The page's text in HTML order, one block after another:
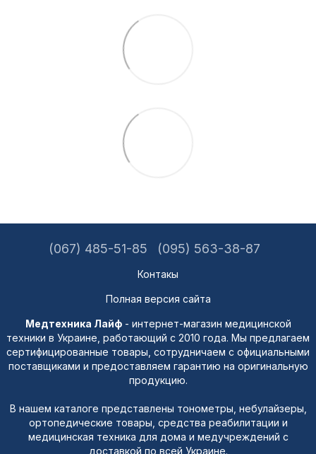
(067) 485-51-85 (095) 563-38-87
Контакы
Полная версия сайта
Медтехника Лайф- интернет-магазин медицинской
техники в Украине, работающий с 2010 года. Мы предлагаем
сертифицированные товары, сотрудничаем с официальными
поставщиками и предоставляем гарантию на оригинальную
продукцию.
В нашем каталоге представлены тонометры, небулайзеры,
ортопедические товары, средства реабилитации и
медицинская техника для дома и медучреждений с
доставкой по всей Украине.